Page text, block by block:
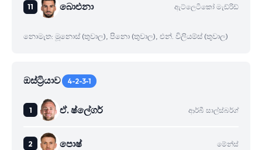
බාෙඑනා ඇට්ලෙටිකෝ මැඩ්රිඩ්
නොමැත: මූනොස් (තුවාල), පිනො (තුවාල), එන්. විලියම්ස් (තුවාල)
ඔස්ට්‍රියාව 4-2-3-1
ඒ. ෂ්ලේගර් ආර්බී සාල්ස්බර්ග්
පොෂ් මේන්ස්